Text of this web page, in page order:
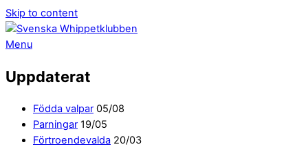
Skip to content
Menu
Uppdaterat
Födda valpar 05/08
Parningar 19/05
Förtroendevalda 20/03